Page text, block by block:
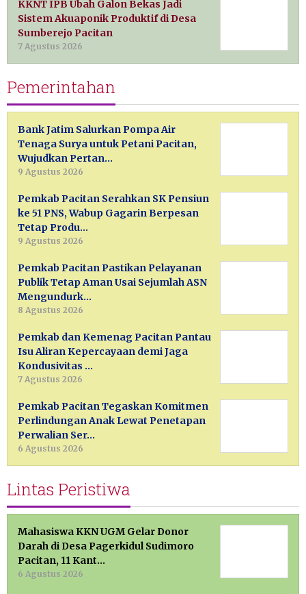
KKNT IPB Ubah Galon Bekas Jadi
Sistem Akuaponik Produktif di Desa
Sumberejo Pacitan
7 Agustus 2026
Pemerintahan
Bank Jatim Salurkan Pompa Air
Tenaga Surya untuk Petani Pacitan,
Wujudkan Pertan…
9 Agustus 2026
Pemkab Pacitan Serahkan SK Pensiun
ke 51 PNS, Wabup Gagarin Berpesan
Tetap Produ…
9 Agustus 2026
Pemkab Pacitan Pastikan Pelayanan
Publik Tetap Aman Usai Sejumlah ASN
Mengundurk…
8 Agustus 2026
Pemkab dan Kemenag Pacitan Pantau
Isu Aliran Kepercayaan demi Jaga
Kondusivitas …
7 Agustus 2026
Pemkab Pacitan Tegaskan Komitmen
Perlindungan Anak Lewat Penetapan
Perwalian Ser…
6 Agustus 2026
Lintas Peristiwa
Mahasiswa KKN UGM Gelar Donor
Darah di Desa Pagerkidul Sudimoro
Pacitan, 11 Kant…
6 Agustus 2026